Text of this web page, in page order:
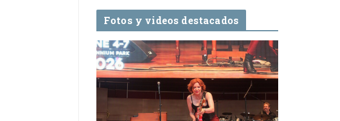
Fotos y videos destacados